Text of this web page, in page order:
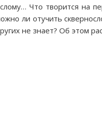
Что творится на
ли отучить
не знает? Об этом